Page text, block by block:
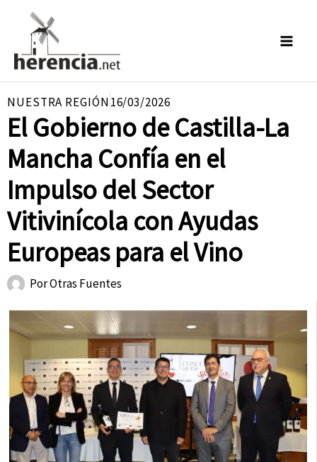
contenido
NUESTRA REGIÓN16/03/2026
El Gobierno de Castilla-La
Mancha Confía en el
Impulso del Sector
Vitivinícola con Ayudas
Europeas para el Vino
PorOtras Fuentes